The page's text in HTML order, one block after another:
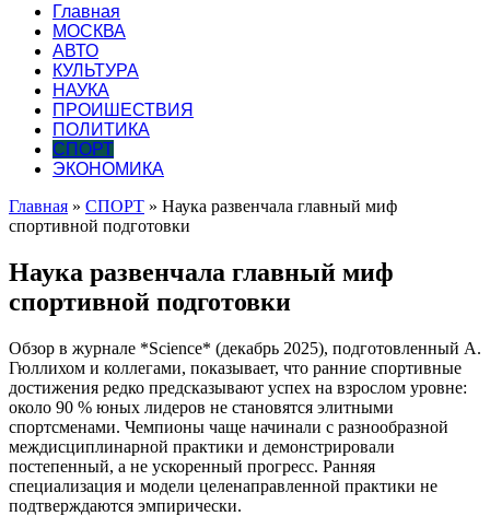
Главная
МОСКВА
АВТО
КУЛЬТУРА
НАУКА
ПРОИШЕСТВИЯ
ПОЛИТИКА
СПОРТ
ЭКОНОМИКА
Главная » СПОРТ » Наука развенчала главный миф
спортивной подготовки
Наука развенчала главный миф
спортивной подготовки
Обзор в журнале *Science* (декабрь 2025), подготовленный А.
Гюллихом и коллегами, показывает, что ранние спортивные
достижения редко предсказывают успех на взрослом уровне:
около 90 % юных лидеров не становятся элитными
спортсменами. Чемпионы чаще начинали с разнообразной
междисциплинарной практики и демонстрировали
постепенный, а не ускоренный прогресс. Ранняя
специализация и модели целенаправленной практики не
подтверждаются эмпирически.